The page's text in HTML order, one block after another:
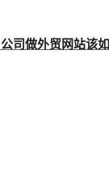
公司做外贸网站该